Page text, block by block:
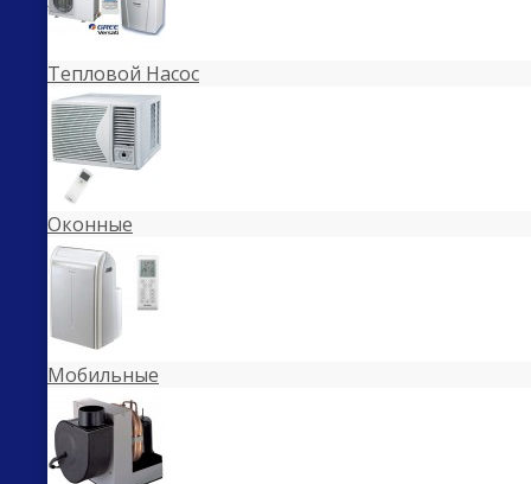
Тепловой Насос
Оконные
Мобильные